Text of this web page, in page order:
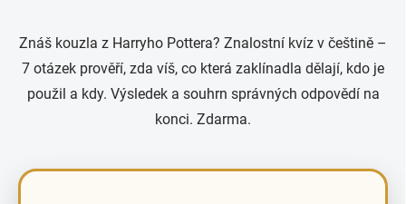
Znáš kouzla z Harryho Pottera? Znalostní kvíz v češtině –
7 otázek prověří, zda víš, co která zaklínadla dělají, kdo je
použil a kdy. Výsledek a souhrn správných odpovědí na
konci. Zdarma.